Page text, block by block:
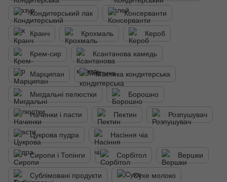
Кондитерський лак Консерванти
Кранч Крохмаль Кероб
Крем-сир Ксантанова камедь
Марципан Мастика кондитерська
Мигдальні пелюстки Борошно
Начинки і пасти Пектин Розпушувач
Цукрова пудра Насіння чіа
Сиропи і Топінги Сорбітол Вершки
Сублімовані продукти Сухе молоко